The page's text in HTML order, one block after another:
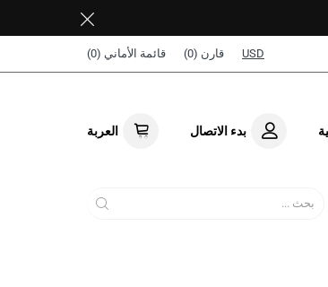
USD قارن (0
) قائمة الأماني (0
)
بدء الاتصال العربة